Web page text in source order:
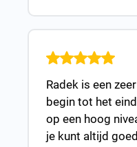
Radek is een
begin tot het
op een hoog
je kunt altijd